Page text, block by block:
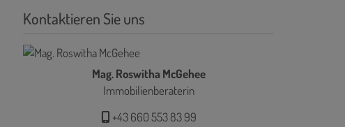
Kontaktieren Sie uns
Mag. Roswitha McGehee
Immobilienberaterin
+43 660 553 83 99